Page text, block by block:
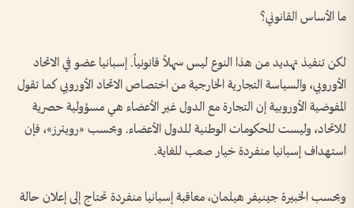
ما الأساس القانوني؟
لكن تنفيذ تهديد من هذا النوع ليس سهلاً قانونياً. إسبانيا عضو في الاتحاد
الأوروبي، والسياسة التجارية الخارجية من اختصاص الاتحاد الأوروبي كما تقول
المفوضية الأوروبية إن التجارة مع الدول غير الأعضاء هي مسؤولية حصرية
للاتحاد، وليست للحكومات الوطنية للدول الأعضاء. وبحسب «رويترز»، فإن
استهداف إسبانيا منفردة خيار صعب للغاية.
وبحسب الخبيرة جينيفر هيلمان، معاقبة إسبانيا منفردة تحتاج إلى إعلان حالة